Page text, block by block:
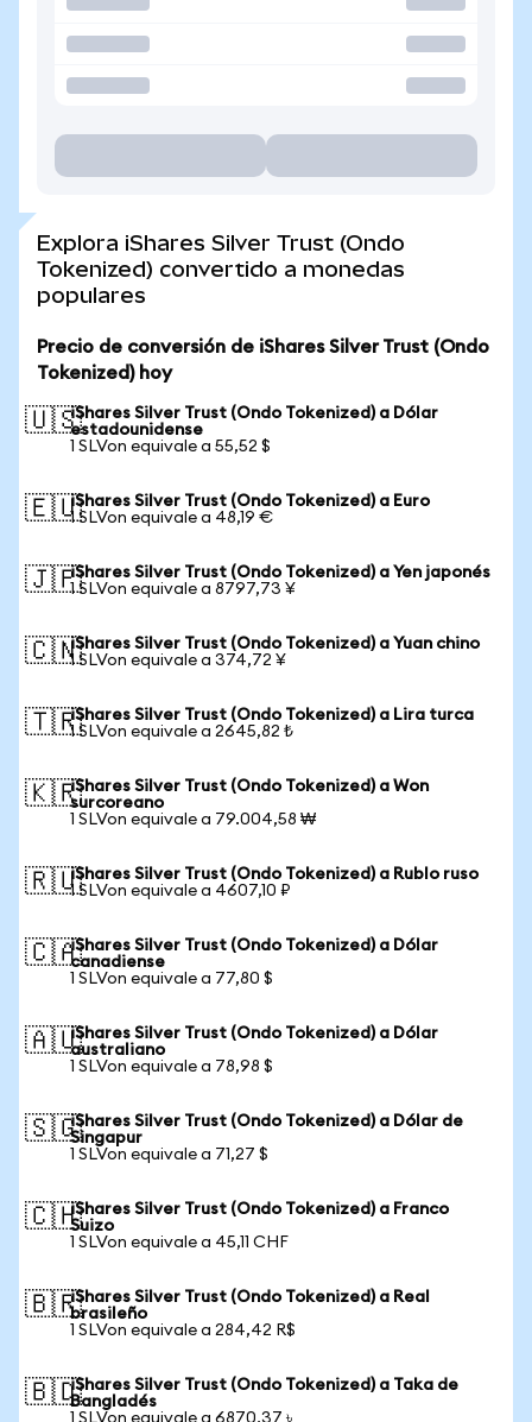
Explora iShares Silver Trust (Ondo
Tokenized) convertido a monedas
populares
Precio de conversión de iShares Silver Trust (Ondo
Tokenized) hoy
🇺🇸iShares Silver Trust (Ondo Tokenized) a Dólar
estadounidense
1 SLVon equivale a 55,52 $
🇪🇺iShares Silver Trust (Ondo Tokenized) a Euro
1 SLVon equivale a 48,19 €
🇯🇵iShares Silver Trust (Ondo Tokenized) a Yen japonés
1 SLVon equivale a 8797,73 ¥
🇨🇳iShares Silver Trust (Ondo Tokenized) a Yuan chino
1 SLVon equivale a 374,72 ¥
🇹🇷iShares Silver Trust (Ondo Tokenized) a Lira turca
1 SLVon equivale a 2645,82 ₺
🇰🇷iShares Silver Trust (Ondo Tokenized) a Won
surcoreano
1 SLVon equivale a 79.004,58 ₩
🇷🇺iShares Silver Trust (Ondo Tokenized) a Rublo ruso
1 SLVon equivale a 4607,10 ₽
🇨🇦iShares Silver Trust (Ondo Tokenized) a Dólar
canadiense
1 SLVon equivale a 77,80 $
🇦🇺iShares Silver Trust (Ondo Tokenized) a Dólar
australiano
1 SLVon equivale a 78,98 $
🇸🇬iShares Silver Trust (Ondo Tokenized) a Dólar de
Singapur
1 SLVon equivale a 71,27 $
🇨🇭iShares Silver Trust (Ondo Tokenized) a Franco
Suizo
1 SLVon equivale a 45,11 CHF
🇧🇷iShares Silver Trust (Ondo Tokenized) a Real
brasileño
1 SLVon equivale a 284,42 R$
🇧🇩iShares Silver Trust (Ondo Tokenized) a Taka de
Bangladés
1 SLVon equivale a 6870,37 ৳